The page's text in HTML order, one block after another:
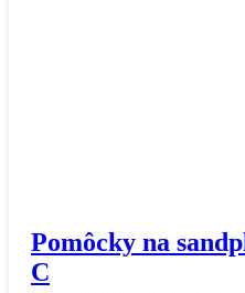
Pomôcky na
C